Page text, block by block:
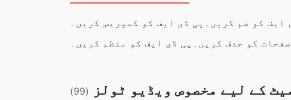
پی ڈی ایف کو کمپریس کریں۔ ایف کو ضم کریں۔
پی ڈی ایف کو منظم کریں۔ صفحات کو حذف کریں۔
کے لیے مخصوص ویڈیو ٹولز (99)